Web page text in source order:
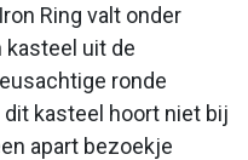
Ring valt onder
kasteel uit de
ronde
dit kasteel hoort niet bij
apart bezoekje